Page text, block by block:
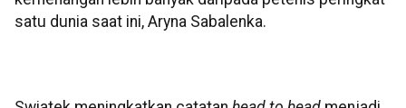
satu dunia saat ini, Aryna Sabalenka.